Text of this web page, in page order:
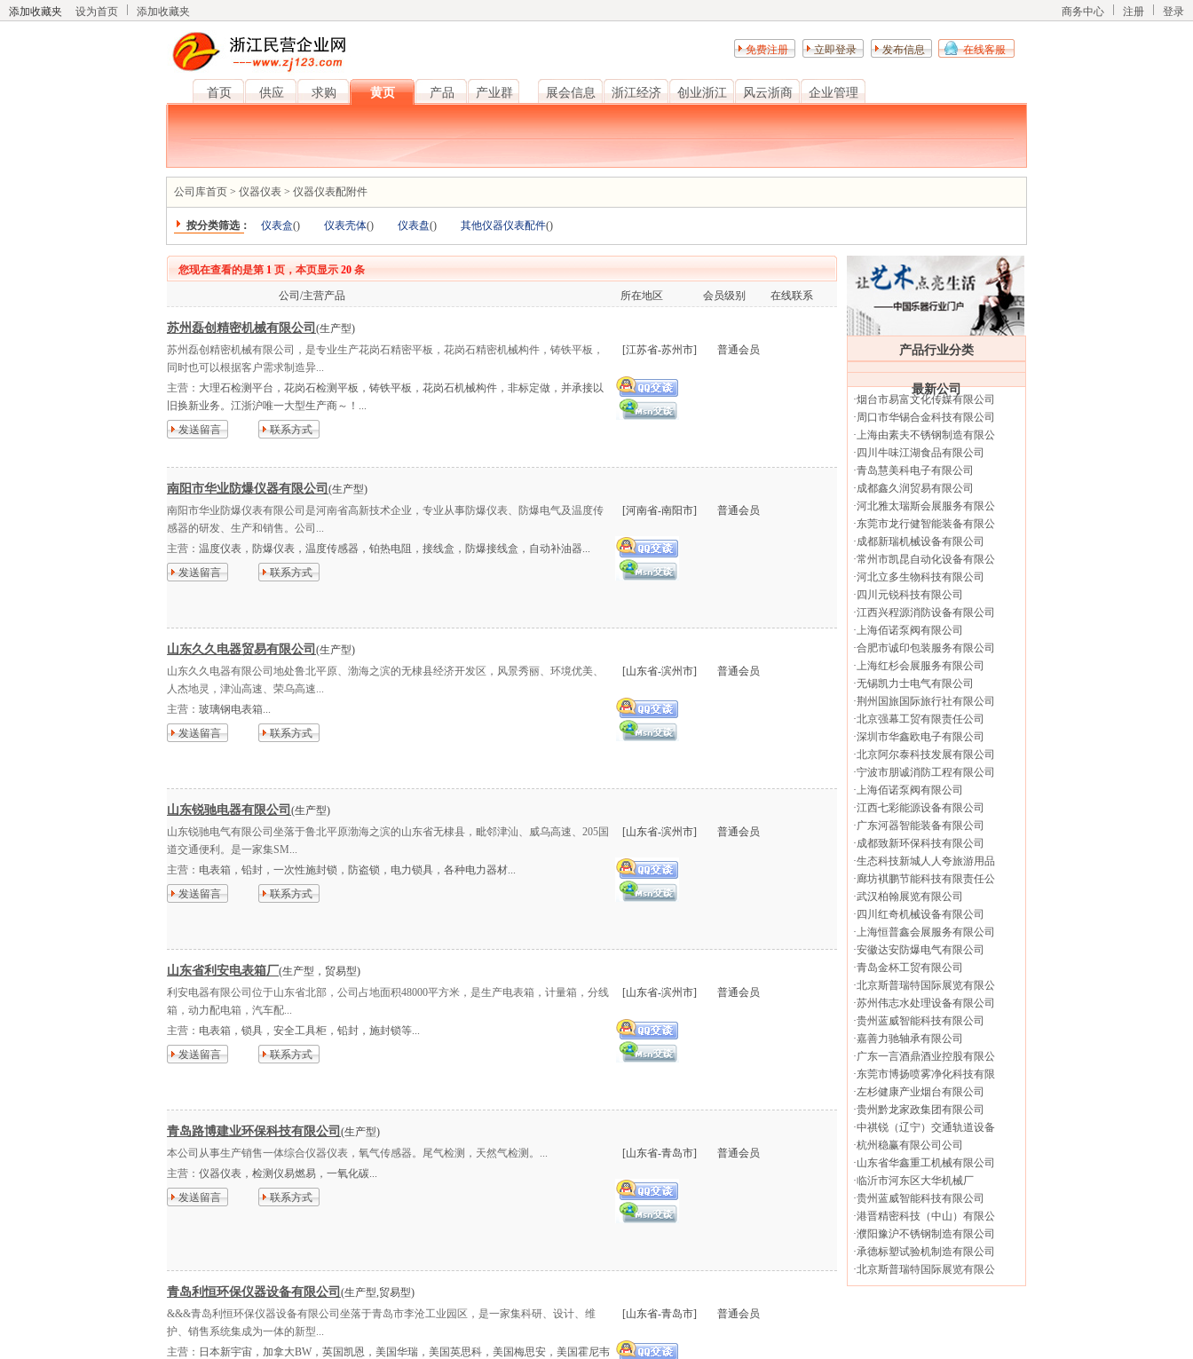
添加收藏夹 设为首页 添加收藏夹 登录
注册
商务中心
免费注册 立即登录 发布信息 在线客服
首页 供应 求购 黄页 产品 产业群 展会信息 浙江经济 创业浙江 风云浙商 企业管理
公司库首页 > 仪器仪表 > 仪器仪表配附件
按分类筛选： 仪表盒() 仪表壳体() 仪表盘() 其他仪器仪表配件()
您现在查看的是第 1 页，本页显示 20 条
公司/主营产品 所在地区 会员级别 在线联系
苏州磊创精密机械有限公司 (生产型)
苏州磊创精密机械有限公司，是专业生产花岗石精密平板，花岗石精密机械构件，铸铁平板，
同时也可以根据客户需求制造异...
主营： 大理石检测平台，花岗石检测平板，铸铁平板，花岗石机械构件，非标定做，并承接以
旧换新业务。江浙沪唯一大型生产商～！...
发送留言
联系方式
[江苏省-苏州市] 普通会员
南阳市华业防爆仪器有限公司 (生产型)
南阳市华业防爆仪表有限公司是河南省高新技术企业，专业从事防爆仪表、防爆电气及温度传
感器的研发、生产和销售。公司...
主营： 温度仪表，防爆仪表，温度传感器，铂热电阻，接线盒，防爆接线盒，自动补油器...
发送留言
联系方式
[河南省-南阳市] 普通会员
山东久久电器贸易有限公司 (生产型)
山东久久电器有限公司地处鲁北平原、渤海之滨的无棣县经济开发区，风景秀丽、环境优美、
人杰地灵，津汕高速、荣乌高速...
主营： 玻璃钢电表箱...
发送留言
联系方式
[山东省-滨州市] 普通会员
山东锐驰电器有限公司 (生产型)
山东锐驰电气有限公司坐落于鲁北平原渤海之滨的山东省无棣县，毗邻津汕、威乌高速、205国
道交通便利。是一家集SM...
主营： 电表箱，铅封，一次性施封锁，防盗锁，电力锁具，各种电力器材...
发送留言
联系方式
[山东省-滨州市] 普通会员
山东省利安电表箱厂(生产型，贸易型)
利安电器有限公司位于山东省北部，公司占地面积48000平方米，是生产电表箱，计量箱，分线
箱，动力配电箱，汽车配...
主营： 电表箱，锁具，安全工具柜，铅封，施封锁等...
发送留言
联系方式
[山东省-滨州市] 普通会员
青岛路博建业环保科技有限公司 (生产型)
本公司从事生产销售一体综合仪器仪表，氧气传感器。尾气检测，天然气检测。...
主营： 仪器仪表，检测仪易燃易，一氧化碳...
发送留言
联系方式
[山东省-青岛市] 普通会员
青岛利恒环保仪器设备有限公司 (生产型,贸易型)
&&&青岛利恒环保仪器设备有限公司坐落于青岛市李沧工业园区，是一家集科研、设计、维
护、销售系统集成为一体的新型...
主营： 日本新宇宙，加拿大BW，英国凯恩，美国华瑞，美国英思科，美国梅思安，美国霍尼韦
[山东省-青岛市] 普通会员
产品行业分类
最新公司
·烟台市易富文化传媒有限公司
·周口市华锡合金科技有限公司
·上海由素夫不锈钢制造有限公
· 四川牛味江湖食品有限公司
·青岛慧美科电子有限公司
·成都鑫久润贸易有限公司
·河北雅太瑞斯会展服务有限公
·东莞市龙行健智能装备有限公
·成都新瑞机械设备有限公司
·常州市凯昆自动化设备有限公
·河北立多生物科技有限公司
· 四川元锐科技有限公司
·江西兴程源消防设备有限公司
·上海佰诺泵阀有限公司
·合肥市诚印包装服务有限公司
·上海红杉会展服务有限公司
·无锡凯力士电气有限公司
·荆州国旅国际旅行社有限公司
·北京强幕工贸有限责任公司
·深圳市华鑫欧电子有限公司
·北京阿尔泰科技发展有限公司
·宁波市朋诚消防工程有限公司
·上海佰诺泵阀有限公司
·江西七彩能源设备有限公司
·广东河器智能装备有限公司
·成都致新环保科技有限公司
·生态科技新城人人夸旅游用品
·廊坊褀鹏节能科技有限责任公
·武汉柏翰展览有限公司
· 四川红奇机械设备有限公司
·上海恒普鑫会展服务有限公司
·安徽达安防爆电气有限公司
·青岛金杯工贸有限公司
·北京斯普瑞特国际展览有限公
·苏州伟志水处理设备有限公司
·贵州蓝威智能科技有限公司
·嘉善力驰轴承有限公司
·广东一言酒鼎酒业控股有限公
·东莞市博扬喷雾净化科技有限
·左杉健康产业烟台有限公司
·贵州黔龙家政集团有限公司
·中祺锐（辽宁）交通轨道设备
·杭州稳赢有限公司公司
·山东省华鑫重工机械有限公司
·临沂市河东区大华机械厂
·贵州蓝威智能科技有限公司
·港晋精密科技（中山）有限公
·濮阳豫沪不锈钢制造有限公司
·承德标塑试验机制造有限公司
·北京斯普瑞特国际展览有限公